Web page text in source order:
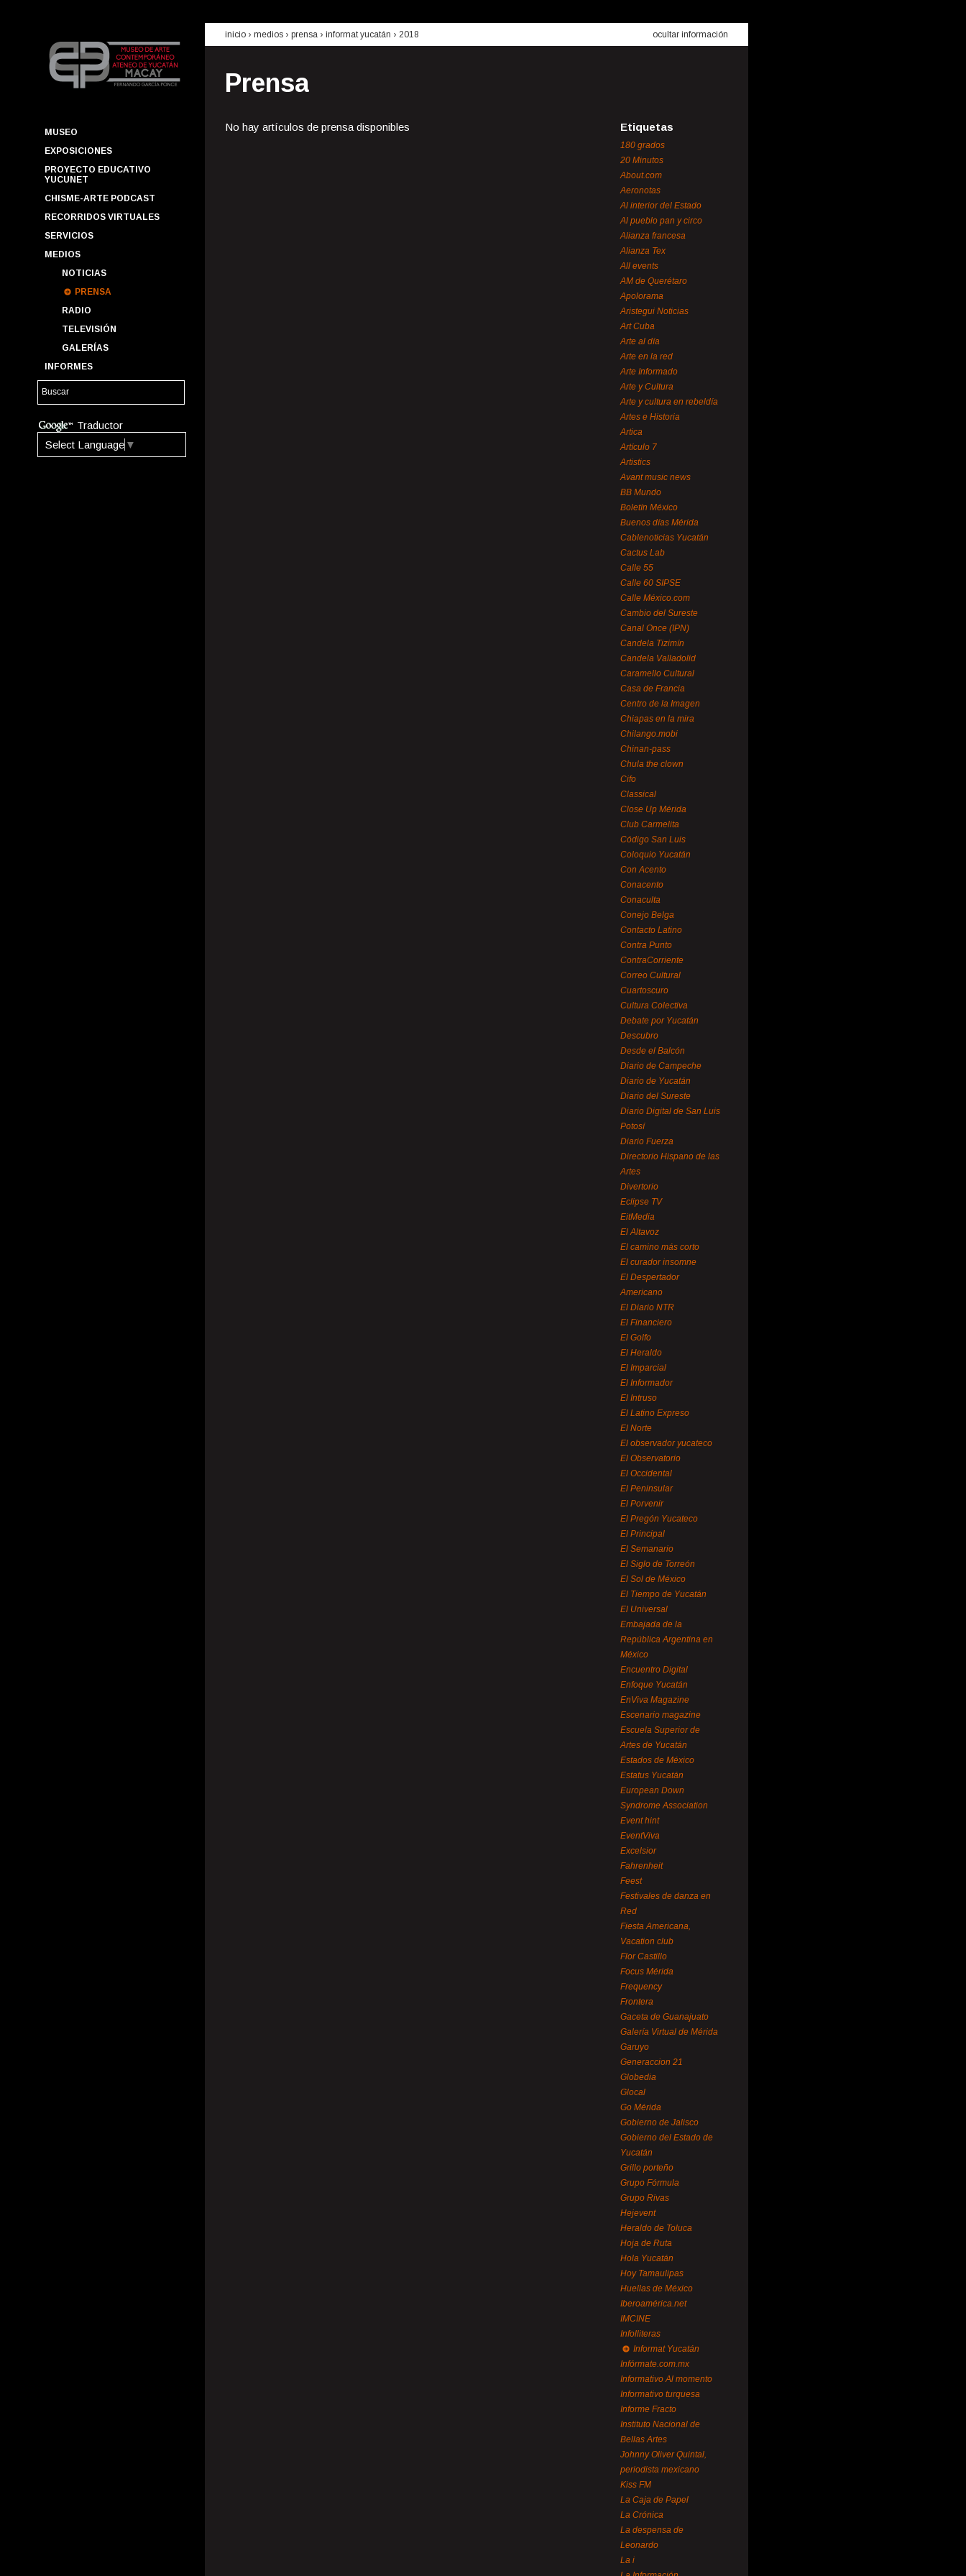
MUSEO
EXPOSICIONES
PROYECTO EDUCATIVO
YUCUNET
CHISME-ARTE PODCAST
RECORRIDOS VIRTUALES
SERVICIOS
MEDIOS
NOTICIAS
PRENSA
RADIO
TELEVISIÓN
GALERÍAS
INFORMES
Traductor
Select Language ▼
inicio › medios › prensa › informat yucatán › 2018 ocultar información
Prensa
No hay artículos de prensa disponibles Etiquetas
180 grados
20 Minutos
About.com
Aeronotas
Al interior del Estado
Al pueblo pan y circo
Alianza francesa
Alianza Tex
All events
AM de Querétaro
Apolorama
Aristegui Noticias
Art Cuba
Arte al día
Arte en la red
Arte Informado
Arte y Cultura
Arte y cultura en rebeldía
Artes e Historia
Artica
Artículo 7
Artistics
Avant music news
BB Mundo
Boletín México
Buenos días Mérida
Cablenoticias Yucatán
Cactus Lab
Calle 55
Calle 60 SIPSE
Calle México.com
Cambio del Sureste
Canal Once (IPN)
Candela Tizimín
Candela Valladolid
Caramello Cultural
Casa de Francia
Centro de la Imagen
Chiapas en la mira
Chilango.mobi
Chinan-pass
Chula the clown
Cifo
Classical
Close Up Mérida
Club Carmelita
Código San Luis
Coloquio Yucatán
Con Acento
Conacento
Conaculta
Conejo Belga
Contacto Latino
Contra Punto
ContraCorriente
Correo Cultural
Cuartoscuro
Cultura Colectiva
Debate por Yucatán
Descubro
Desde el Balcón
Diario de Campeche
Diario de Yucatán
Diario del Sureste
Diario Digital de San Luis
Potosí
Diario Fuerza
Directorio Hispano de las
Artes
Divertorio
Eclipse TV
EitMedia
El Altavoz
El camino más corto
El curador insomne
El Despertador
Americano
El Diario NTR
El Financiero
El Golfo
El Heraldo
El Imparcial
El Informador
El Intruso
El Latino Expreso
El Norte
El observador yucateco
El Observatorio
El Occidental
El Peninsular
El Porvenir
El Pregón Yucateco
El Principal
El Semanario
El Siglo de Torreón
El Sol de México
El Tiempo de Yucatán
El Universal
Embajada de la
República Argentina en
México
Encuentro Digital
Enfoque Yucatán
EnViva Magazine
Escenario magazine
Escuela Superior de
Artes de Yucatán
Estados de México
Estatus Yucatán
European Down
Syndrome Association
Event hint
EventViva
Excelsior
Fahrenheit
Feest
Festivales de danza en
Red
Fiesta Americana,
Vacation club
Flor Castillo
Focus Mérida
Frequency
Frontera
Gaceta de Guanajuato
Galería Virtual de Mérida
Garuyo
Generaccion 21
Globedia
Glocal
Go Mérida
Gobierno de Jalisco
Gobierno del Estado de
Yucatán
Grillo porteño
Grupo Fórmula
Grupo Rivas
Hejevent
Heraldo de Toluca
Hoja de Ruta
Hola Yucatán
Hoy Tamaulipas
Huellas de México
Iberoamérica.net
IMCINE
Infolliteras
Informat Yucatán
Infórmate.com.mx
Informativo Al momento
Informativo turquesa
Informe Fracto
Instituto Nacional de
Bellas Artes
Johnny Oliver Quintal,
periodista mexicano
Kiss FM
La Caja de Papel
La Crónica
La despensa de
Leonardo
La i